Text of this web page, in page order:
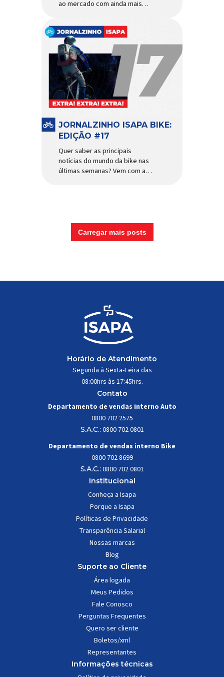
ao mercado com ainda mais
uso urbano e MTB recreacional
Um dos quadros de maior
sucesso do mercado de
bicicletas brasileiro chega em
nova versão: o
Absolute Nero 6, sexta geração
do quadro mais vendido da
marca nacional. Extremamente
popular para quem busca uma
JORNALZINHO ISAPA BIKE:
EDIÇÃO #17
Quer saber as principais
notícias do mundo da bike nas
últimas semanas? Vem com a
Carregar mais posts
Horário de Atendimento
Segunda à Sexta-Feira das
08:00hrs às 17:45hrs.
Contato
Departamento de vendas interno Auto
0800 702 2575
S.A.C.: 0800 702 0801
Departamento de vendas interno Bike
0800 702 8699
S.A.C.: 0800 702 0801
Institucional
Conheça a Isapa
Porque a Isapa
Políticas de Privacidade
Transparência Salarial
Nossas marcas
Blog
Suporte ao Cliente
Área logada
Meus Pedidos
Fale Conosco
Perguntas Frequentes
Quero ser cliente
Boletos/xml
Representantes
Informações técnicas